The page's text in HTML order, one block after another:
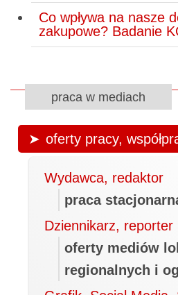
Co wpływa na nasze
zakupowe? Badanie
praca w mediach
oferty pracy,
Wydawca, redaktor
praca
Dziennikarz, reporter
oferty mediów
regionalnych i